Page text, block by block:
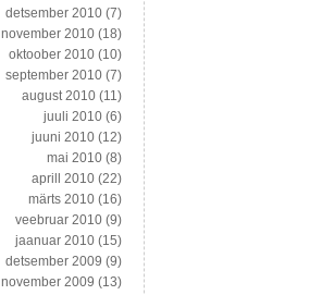
detsember 2010 (7)
november 2010 (18)
oktoober 2010 (10)
september 2010 (7)
august 2010 (11)
juuli 2010 (6)
juuni 2010 (12)
mai 2010 (8)
aprill 2010 (22)
märts 2010 (16)
veebruar 2010 (9)
jaanuar 2010 (15)
detsember 2009 (9)
november 2009 (13)